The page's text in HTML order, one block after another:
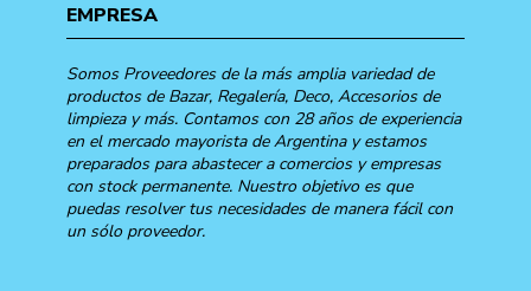
EMPRESA
Somos Proveedores de la más amplia variedad de
productos de Bazar, Regalería, Deco, Accesorios de
limpieza y más. Contamos con 28 años de experiencia
en el mercado mayorista de Argentina y estamos
preparados para abastecer a comercios y empresas
con stock permanente. Nuestro objetivo es que
puedas resolver tus necesidades de manera fácil con
un sólo proveedor.